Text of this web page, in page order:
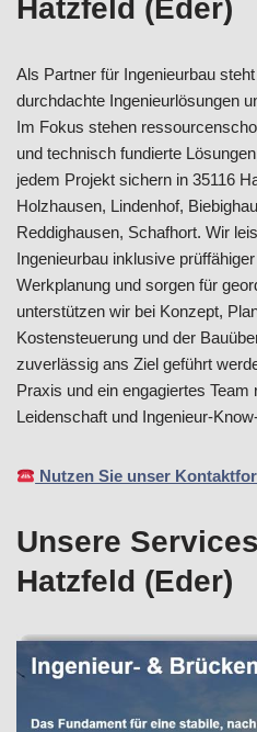
Hatzfeld (Eder)
Als Partner für Ingenieurbau
durchdachte Ingenieurlösungen
Im Fokus stehen
und technisch fundierte
jedem Projekt sichern in 35116
Holzhausen, Lindenhof,
Reddighausen, Schafhort. Wir
Ingenieurbau inklusive
Werkplanung und sorgen für
unterstützen wir bei Konzept,
Kostensteuerung und der
zuverlässig ans Ziel geführt
Praxis und ein engagiertes
Leidenschaft und Ingenieur-
Nutzen Sie unser
Unsere
Hatzfeld (Eder)